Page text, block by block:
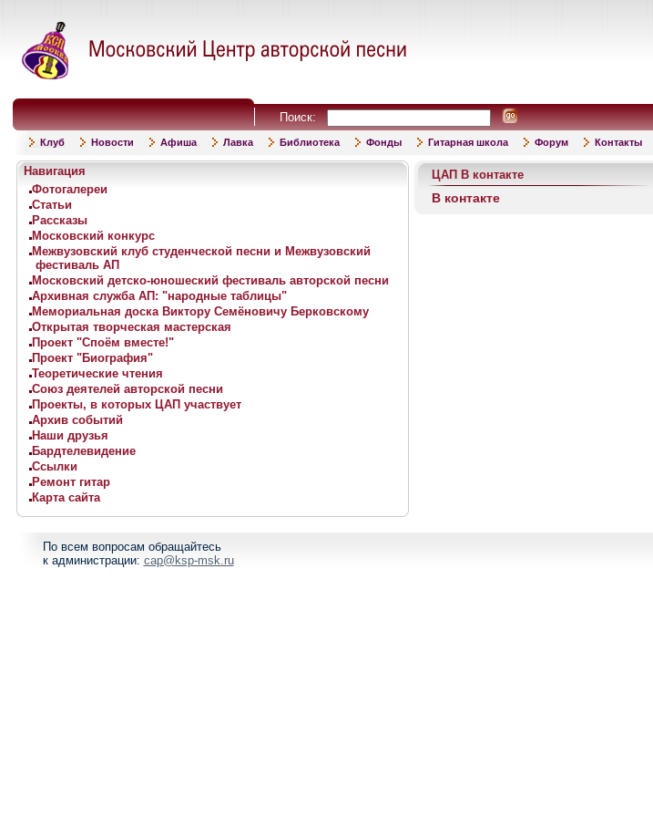
Поиск:
Клуб Новости Афиша Лавка Библиотека Фонды Гитарная школа Форум Контакты
Навигация
Фотогалереи
Статьи
Рассказы
Московский конкурс
Межвузовский клуб студенческой песни и Межвузовский
фестиваль АП
Московский детско-юношеский фестиваль авторской песни
Архивная служба АП: "народные таблицы"
Мемориальная доска Виктору Семёновичу Берковскому
Открытая творческая мастерская
Проект "Споём вместе!"
Проект "Биография"
Теоретические чтения
Союз деятелей авторской песни
Проекты, в которых ЦАП участвует
Архив событий
Наши друзья
Бардтелевидение
Ссылки
Ремонт гитар
Карта сайта
ЦАП В контакте
В контакте
По всем вопросам обращайтесь
к администрации: cap@ksp-msk.ru